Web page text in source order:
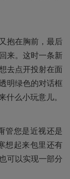
抱在胸前，最后
来。这时一条新
去点开投射在面
明绿色的对话框
么小玩意儿。
管您是近视还是
想起来包里还有
可以实现一部分